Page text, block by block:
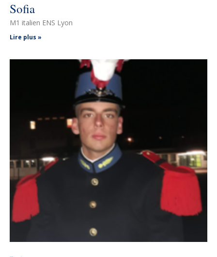
Sofia
M1 italien ENS Lyon
Lire plus »